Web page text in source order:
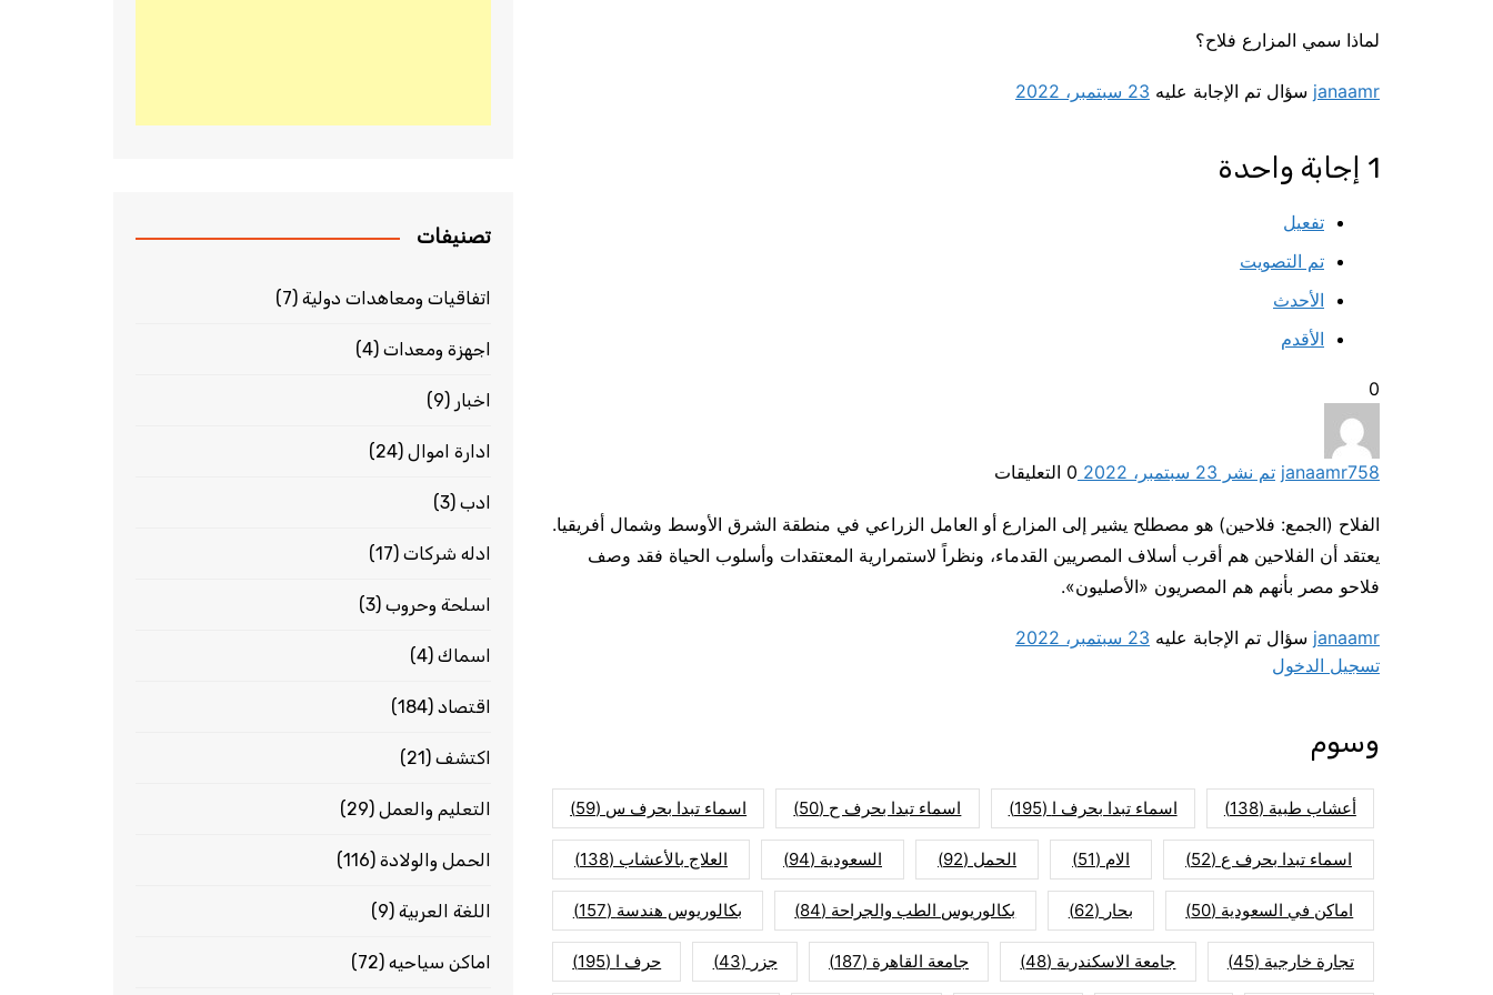
لماذا سمي المزارع فلاح؟
janaamr سؤال تم الإجابة عليه 23 سبتمبر، 2022
1 إجابة واحدة
تفعيل
تم التصويت
الأحدث
الأقدم
0
janaamr758 تم نشر 23 سبتمبر، 2022 0 التعليقات
الفلاح (الجمع: فلاحين) هو مصطلح يشير إلى المزارع أو العامل الزراعي في منطقة الشرق الأوسط وشمال أفريقيا.
يعتقد أن الفلاحين هم أقرب أسلاف المصريين القدماء، ونظراً لاستمرارية المعتقدات وأسلوب الحياة فقد وصف
فلاحو مصر بأنهم هم المصريون «الأصليون».
janaamr سؤال تم الإجابة عليه 23 سبتمبر، 2022
تسجيل الدخول
وسوم
أعشاب طبية (138) اسماء تبدا بحرف ا (195) اسماء تبدا بحرف ح (50) اسماء تبدا بحرف س (59)
اسماء تبدا بحرف ع (52) الام (51) الحمل (92) السعودية (94) العلاج بالأعشاب (138)
اماكن في السعودية (50) بحار (62) بكالوريوس الطب والجراحة (84) بكالوريوس هندسة (157)
تجارة خارجية (45) جامعة الاسكندرية (48) جامعة القاهرة (187) جزر (43) حرف ا (195)
تصنيفات
اتفاقيات ومعاهدات دولية (7)
اجهزة ومعدات (4)
اخبار (9)
ادارة اموال (24)
ادب (3)
ادله شركات (17)
اسلحة وحروب (3)
اسماك (4)
اقتصاد (184)
اكتشف (21)
التعليم والعمل (29)
الحمل والولادة (116)
اللغة العربية (9)
اماكن سياحيه (72)